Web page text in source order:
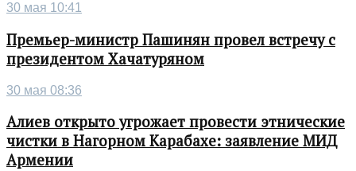
30 мая 10:41
Премьер-министр Пашинян провел встречу с
президентом Хачатуряном
30 мая 08:36
Алиев открыто угрожает провести этнические
чистки в Нагорном Карабахе: заявление МИД
Армении